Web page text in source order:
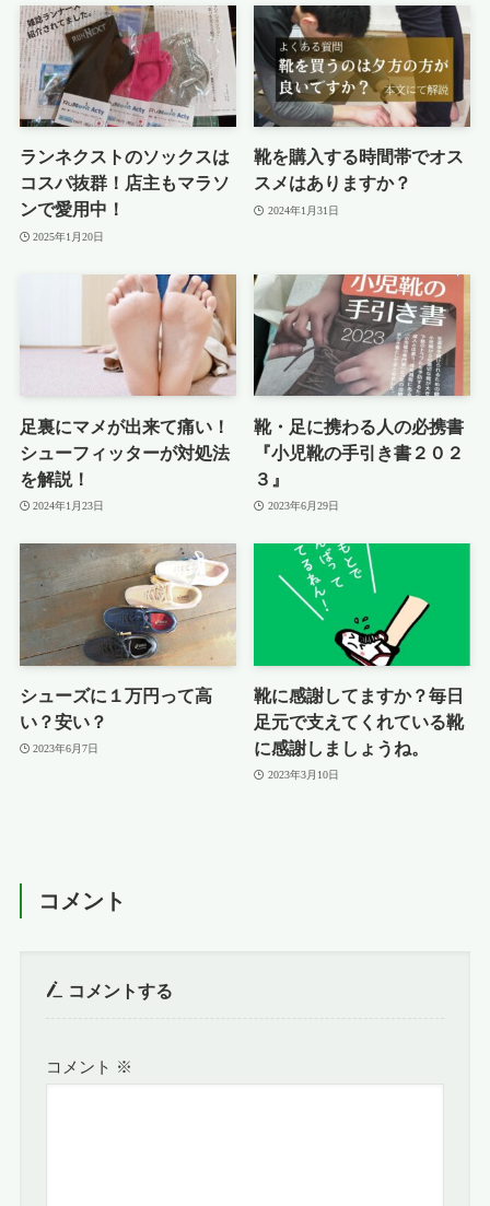
ランネクストのソックスは
コスパ抜群！店主もマラソ
ンで愛用中！
2025年1月20日
靴を購入する時間帯でオス
スメはありますか？
2024年1月31日
足裏にマメが出来て痛い！
シューフィッターが対処法
を解説！
2024年1月23日
靴・足に携わる人の必携書
『小児靴の手引き書２０２
３』
2023年6月29日
シューズに１万円って高
い？安い？
2023年6月7日
靴に感謝してますか？毎日
足元で支えてくれている靴
に感謝しましょうね。
2023年3月10日
コメント
コメントする
コメント ※